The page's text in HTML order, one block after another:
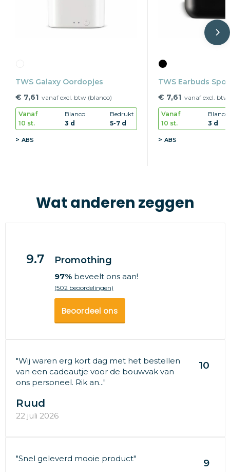
TWS Galaxy Oordopjes
€ 7,61 vanaf excl. btw (blanco)
Vanaf
10 st.
Blanco
3 d
Bedrukt
5-7 d
ABS
TWS Earbuds
€ 7,61 vanaf excl.
Vanaf
10 st.
Blanco
3 d
ABS
Wat anderen zeggen
9.7 Promothing
97%beveelt ons aan!
(502 beoordelingen)
Beoordeel ons
"Wij waren erg kort dag met het bestellen
van een cadeautje voor de bouwvak van
ons personeel. Rik an..."
10
Ruud
22 juli 2026
"Snel geleverd mooie product" 9